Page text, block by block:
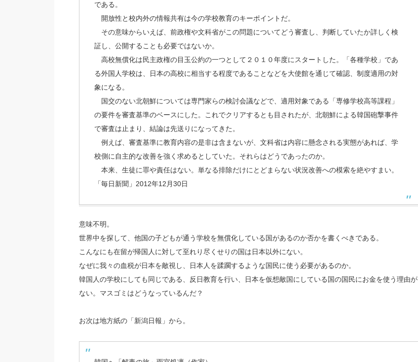
である。
開放性と校内外の情報共有は今の学校教育のキーポイントだ。
その意味からいえば、前政権や文科省がこの問題についてどう審査し、判断していたか詳しく検
証し、公開することも必要ではないか。
高校無償化は民主政権の目玉公約の一つとして２０１０年度にスタートした。「各種学校」であ
る外国人学校は、日本の高校に相当する程度であることなどを大使館を通じて確認、制度適用の対
象になる。
国交のない北朝鮮については専門家らの検討会議などで、適用対象である「専修学校高等課程」
の要件を審査基準のベースにした。これでクリアするとも目されたが、北朝鮮による韓国砲撃事件
で審査は止まり、結論は先送りになってきた。
例えば、審査基準に教育内容の是非は含まないが、文科省は内容に懸念される実態があれば、学
校側に自主的な改善を強く求めるとしていた。それらはどうであったのか。
本来、生徒に罪や責任はない。単なる排除だけにとどまらない状況改善への模索を絶やすまい。
「毎日新聞」2012年12月30日
意味不明。
世界中を探して、他国の子どもが通う学校を無償化している国があるのか否かを書くべきである。
こんなにも在留が帰国人に対して至れり尽くせりの国は日本以外にない。
なぜに我々の血税が日本を敵視し、日本人を蹂躙するような国民に使う必要があるのか。
韓国人の学校にしても同じである、反日教育を行い、日本を仮想敵国にしている国の国民にお金を使う理由が
ない。マスゴミはどうなっているんだ？
お次は地方紙の「新潟日報」から。